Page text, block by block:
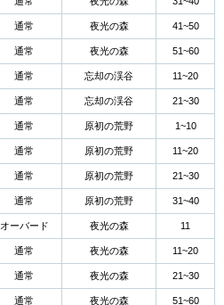
通常 夜光の森 41~50
通常 夜光の森 51~60
通常 忘却の渓谷 11~20
通常 忘却の渓谷 21~30
通常 原初の荒野 1~10
通常 原初の荒野 11~20
通常 原初の荒野 21~30
通常 原初の荒野 31~40
オーバード 夜光の森 11
通常 夜光の森 11~20
通常 夜光の森 21~30
通常 夜光の森 51~60